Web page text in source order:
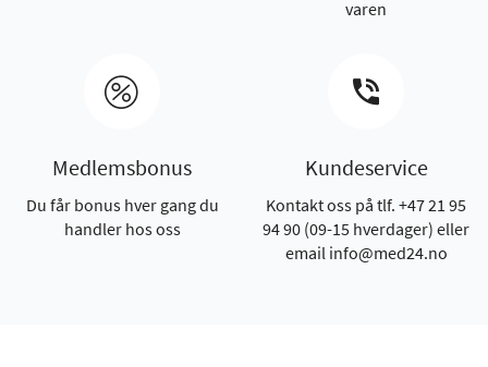
varen
Medlemsbonus
Du får bonus hver gang du
handler hos oss
Kundeservice
Kontakt oss på tlf. +47 21 95
94 90 (09-15 hverdager) eller
email info@med24.no